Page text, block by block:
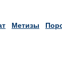
Метизы